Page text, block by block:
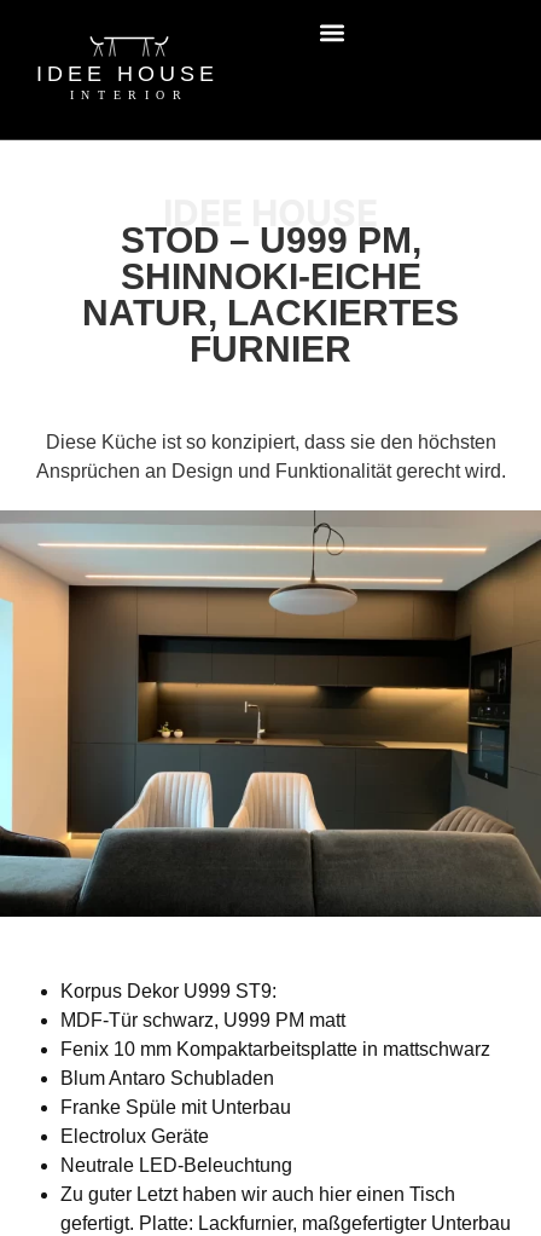
STOD – U999 PM,
SHINNOKI-EICHE
NATUR, LACKIERTES
FURNIER
Diese Küche ist so konzipiert, dass sie den höchsten
Ansprüchen an Design und Funktionalität gerecht wird.
Korpus Dekor U999 ST9:
MDF-Tür schwarz, U999 PM matt
Fenix ​​10 mm Kompaktarbeitsplatte in mattschwarz
Blum Antaro Schubladen
Franke Spüle mit Unterbau
Electrolux Geräte
Neutrale LED-Beleuchtung
Zu guter Letzt haben wir auch hier einen Tisch
gefertigt. Platte: Lackfurnier, maßgefertigter Unterbau